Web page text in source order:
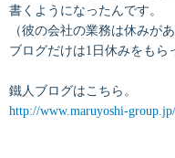
書くようになったんです。
（彼の会社の業務は休みが
ブログだけは1日休みをも
鐵人ブログはこちら。
http://www.maruyoshi-